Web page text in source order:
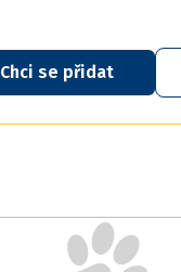
Chci se přidat